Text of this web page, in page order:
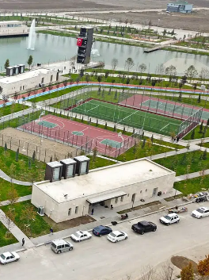
Bolu
Burdur
Bursa
Çanakkale
Çankırı
Çorum
Denizli
Diyarbakır
Edirne